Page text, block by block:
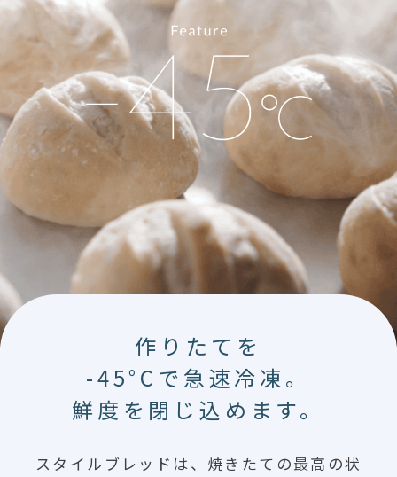
作りたてを
-45°Cで急速冷凍。
鮮度を閉じ込めます。
スタイルブレッドは、焼きたての最高の状